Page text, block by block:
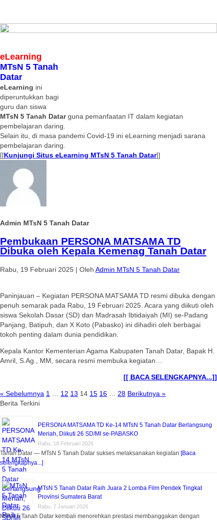
eLearning
MTsN 5 Tanah
Datar
eLearning ini
diperuntukkan bagi
guru dan siswa
MTsN 5 Tanah Datarguna pemanfaatan IT dalam kegiatan
pembelajaran daring.
Selain itu, di masa pandemi Covid-19 ini eLearning menjadi sarana
pembelajaran daring.
[[Kunjungi Situs eLearning MTsN 5 Tanah Datar]]
Admin MTsN 5 Tanah Datar
Pembukaan PERSONA MATSAMA TD
Dibuka oleh Kepala Kemenag Tanah Datar
Rabu, 19 Februari 2025 | Oleh Admin MTsN 5 Tanah Datar
Paninjauan – Kegiatan PERSONA MATSAMA TD resmi dibuka dengan
penuh semarak pada Rabu, 19 Februari 2025. Acara yang diikuti oleh
siswa Sekolah Dasar (SD) dan Madrasah Ibtidaiyah (MI) se-Padang
Panjang, Batipuh, dan X Koto (Pabasko) ini dihadiri oleh berbagai
tokoh penting dalam dunia pendidikan.
Kepala Kantor Kementerian Agama Kabupaten Tanah Datar, Bapak H.
Amril, S.Ag., MM, secara resmi membuka kegiatan…
[[ BACA SELENGKAPNYA...]]
« Sebelumnya 1 12 13 14 15 16 28 Berikutnya »
Berita Terkini
PERSONA MATSAMA TD Ke-14 MTsN 5 Tanah Datar Berlangsung
Meriah, Diikuti 26 SD/MI se-PABASKO
Rabu, 18 Februari 2026
Tanah Datar — MTsN 5 Tanah Datar sukses melaksanakan kegiatan [Baca
selengkapnya...]
MTsN 5 Tanah Datar Raih Juara 2 Lomba Film Pendek Tingkat
Provinsi Sumatera Barat
Rabu, 7 Januari 2026
MTsN 5 Tanah Datar kembali menorehkan prestasi membanggakan dengan